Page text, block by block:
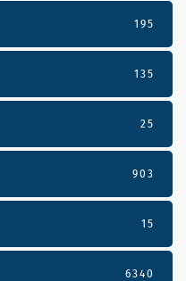
195
135
25
903
15
6340